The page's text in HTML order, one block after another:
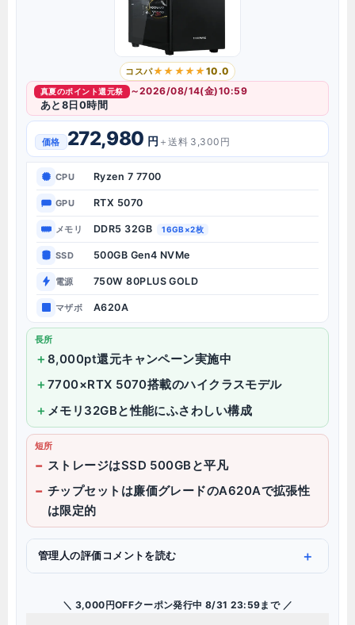
コスパ 10.0
真夏のポイント還元祭
～2026/08/14(金)10:59
あと8日0時間
価格 272,980 円 ＋送料 3,300円
CPU Ryzen 7 7700
GPU RTX 5070
メモリ DDR5 32GB 16GB×2枚
SSD 500GB Gen4 NVMe
電源 750W 80PLUS GOLD
マザボ A620A
長所
8,000pt還元キャンペーン実施中
7700×RTX 5070搭載のハイクラスモデル
メモリ32GBと性能にふさわしい構成
短所
ストレージはSSD 500GBと平凡
チップセットは廉価グレードのA620Aで拡張性
は限定的
管理人の評価コメントを読む
＼ 3,000円OFFクーポン発行中 8/31 23:59まで ／